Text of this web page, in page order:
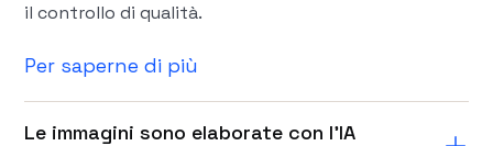
il controllo di qualità.
Per saperne di più
Le immagini sono elaborate con l'IA